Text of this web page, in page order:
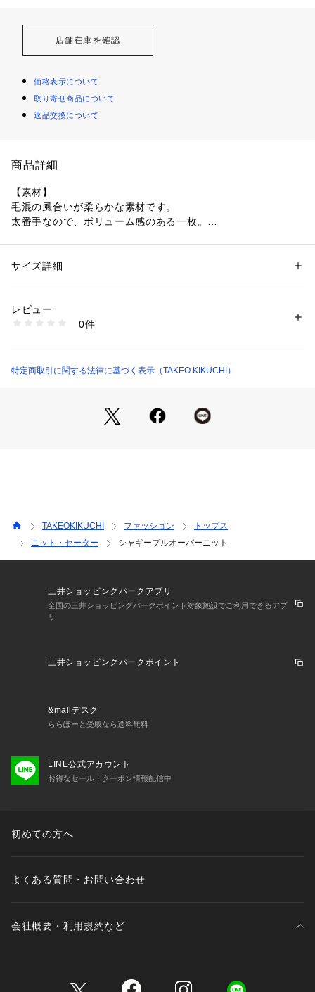
店舗在庫を確認
価格表示について
取り寄せ商品について
返品交換について
商品詳細
【素材】
毛混の風合いが柔らかな素材です。
太番手なので、ボリューム感のある一枚。
定番の丸首にベーシックなシルエットのニット。
【推奨サイズ】
02サイズ（M）：165～175cm
※標準体型を基にした目安になります
時代を超えて支持されるトラディショナルなアイテムをベース
に、アソビ心とストリートの自由な発想を取り入れ、日本独自
▼ブランドのお気に入り登録
新商品や再入荷など、いち早くブランドの情報を受け取ること
■こちらの商品はtk．TAKEO KIKUCHI店舗では取り扱いがござ
いませんのでお問い合わせはコールセンターまで。
※照明の関係により、実際よりも色味が違って見える場合があ
性別：メンズ
素材：ポリエステル91％ 毛5％ ポリウレタン4％
商品番号：
C01-14171 （ショップ）
サイズ詳細
レビュー
0件
特定商取引に関する法律に基づく表示（TAKEO KIKUCHI）
TAKEOKIKUCHI ファッション
トップス
ニット・セーター
シャギープルオーバーニット
三井ショッピングパークアプリ
全国の三井ショッピングパークポイント対象施設でご利用できるアプ
リ
三井ショッピングパークポイント
&mallデスク
ららぽーと受取なら送料無料
LINE公式アカウント
お得なセール・クーポン情報配信中
初めての方へ
よくある質問・お問い合わせ
会社概要・利用規約など